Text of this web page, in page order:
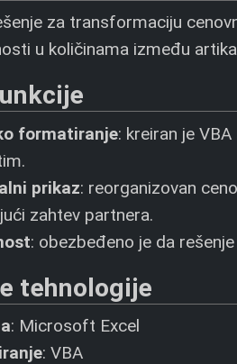
za transformaciju
u količinama između
formatiranje: kreiran je
prikaz: reorganizovan
zahtev partnera.
: obezbeđeno je da
tehnologije
: Microsoft Excel
: VBA